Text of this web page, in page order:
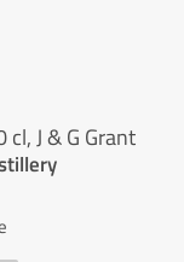
J & G Grant